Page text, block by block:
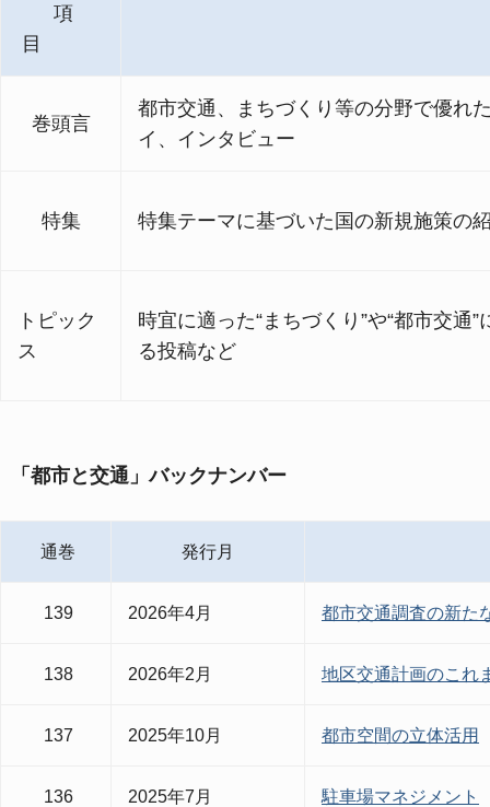
項
目
巻頭言
都市交通、まちづくり等の分野で優れ
イ、インタビュー
特集 特集テーマに基づいた国の新規施策の
トピック
ス
時宜に適った“まちづくり”や“都市交
る投稿など
「都市と交通」バックナンバー
通巻 発行月
139 2026年4月 都市交通調査の新た
138 2026年2月 地区交通計画のこれ
137 2025年10月 都市空間の立体活用
136 2025年7月 駐車場マネジメント